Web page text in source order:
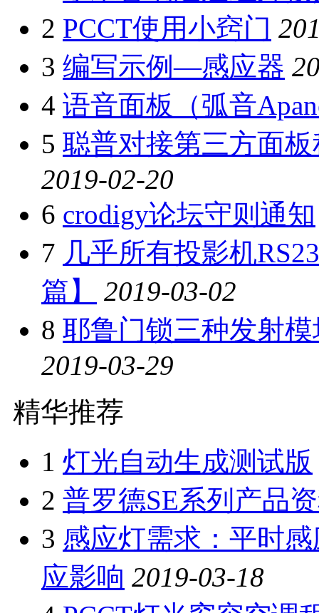
2 PCCT使用小窍门
3 编写示例—感应器
4 语音面板（弧音
5 聪普对接第三方面
2019-02-20
6 crodigy论坛守则通知
7 几乎所有投影机
篇】
2019-03-02
8 耶鲁门锁三种发射
2019-03-29
精华推荐
1 灯光自动生成测试版
2 普罗德SE系列产品
3 感应灯需求：平时
应影响 2019-03-18